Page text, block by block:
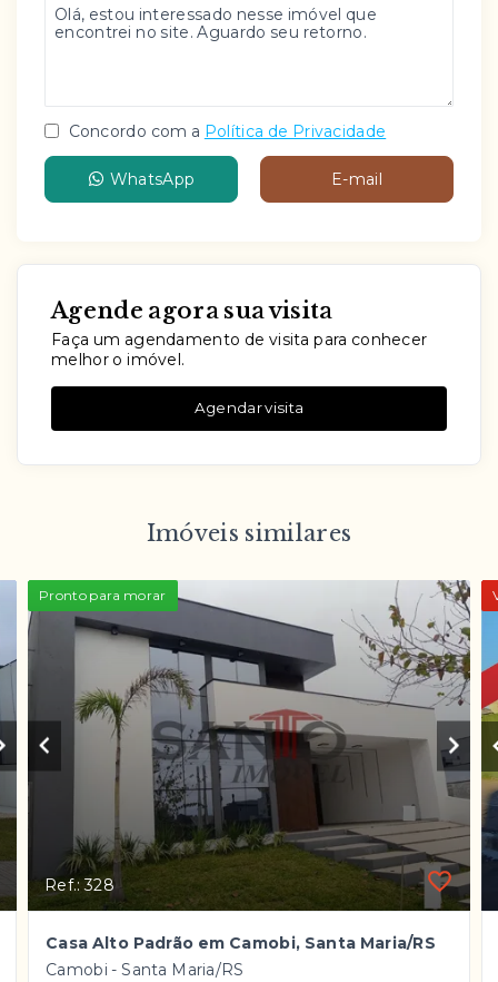
Concordo com a Política de Privacidade
WhatsApp E-mail
Agende agora sua visita
Faça um agendamento de visita para conhecer
melhor o imóvel.
Agendar visita
Imóveis similares
Pronto para morar
Ref.: 328
Casa Alto Padrão em Camobi, Santa Maria/RS
Camobi - Santa Maria/RS